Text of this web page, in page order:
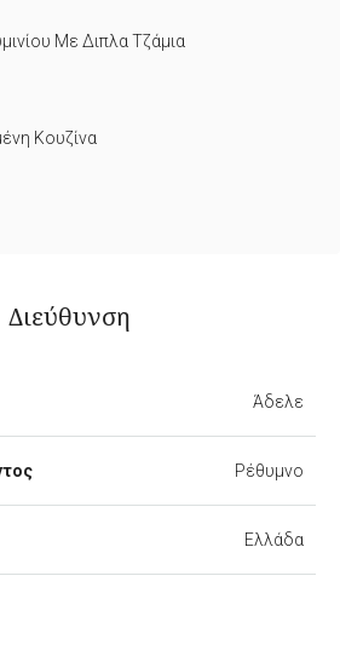
Με Διπλα Τζάμια
Κουζίνα
Διεύθυνση
Άδελε
Ρέθυμνο
Ελλάδα